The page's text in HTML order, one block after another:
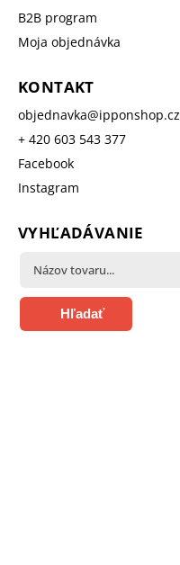
B2B program
Moja objednávka
KONTAKT
objednavka@ipponshop.cz
+ 420 603 543 377
Facebook
Instagram
VYHĽADÁVANIE
Hľadať